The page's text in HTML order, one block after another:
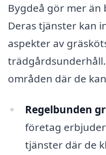
Bygdeå gör mer
Deras tjänster kan
aspekter av
områden där de
Regelbunden
företag
tjänster där de